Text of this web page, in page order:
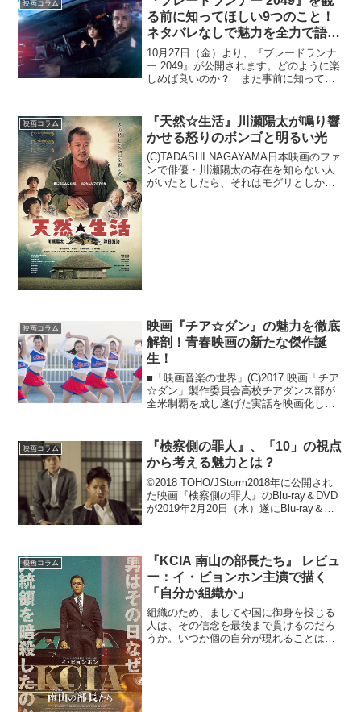
映画コラム
る前に知ってほしい9つのこと！
ネタバレなしで魅力を全力で語
る！
10月27日（金）より、『ブレードランナ
ー 2049』が公開されます。どのように楽
しめば良いのか？ また事前に知ってお
ー』とは？ 愛された理由の1つは“奥深
さ”だった...
映画コラム
『天然☆生活』川瀬陽太が鳴り響
かせる怒りのボンゴと明るい光
(C)TADASHI NAGAYAMA日本映画のファ
ンで俳優・川瀬陽太の存在を知らない人
がいたとしたら、それはモグリとしか言
映画コラム
映画『チア☆ダン』の魅力を徹底
解剖！青春映画の新たな傑作誕
生！
■「映画音楽の世界」(C)2017 映画「チア
☆ダン」製作委員会高校チアダンス部が
全米制覇を成し遂げた実話を映画化した
月11日より公開されています。主演は競
技かるた...
映画コラム
『検察側の罪人』、「10」の視点
から考える魅力とは？
©2018 TOHO/JStorm2018年に公開され
た映画『検察側の罪人』のBlu-ray＆DVD
が2019年2月20日（水）遂にBlu-ray＆
映画コラム
『KCIA 南山の部長たち』 レビュ
ー：イ・ビョンホン主演で描く
「自分か組織か」
組織のため、ましてや国に御身を投じる
人は、その信念を最後まで貫けるのだろ
うか。いつか個の自分が現れることはな